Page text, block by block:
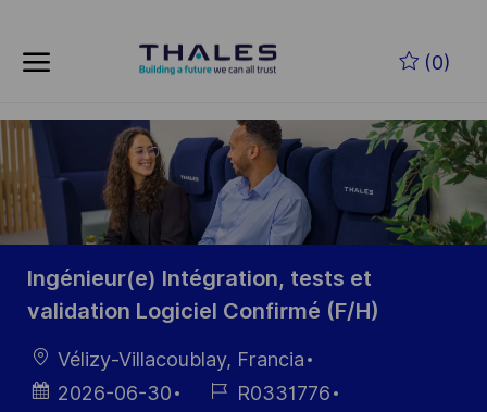
(0)
-
Ingénieur(e) Intégration, tests et
validation Logiciel Confirmé (F/H)
Ubicación
Vélizy-Villacoublay, Francia
Fecha de2026-06-30
ID deR0331776